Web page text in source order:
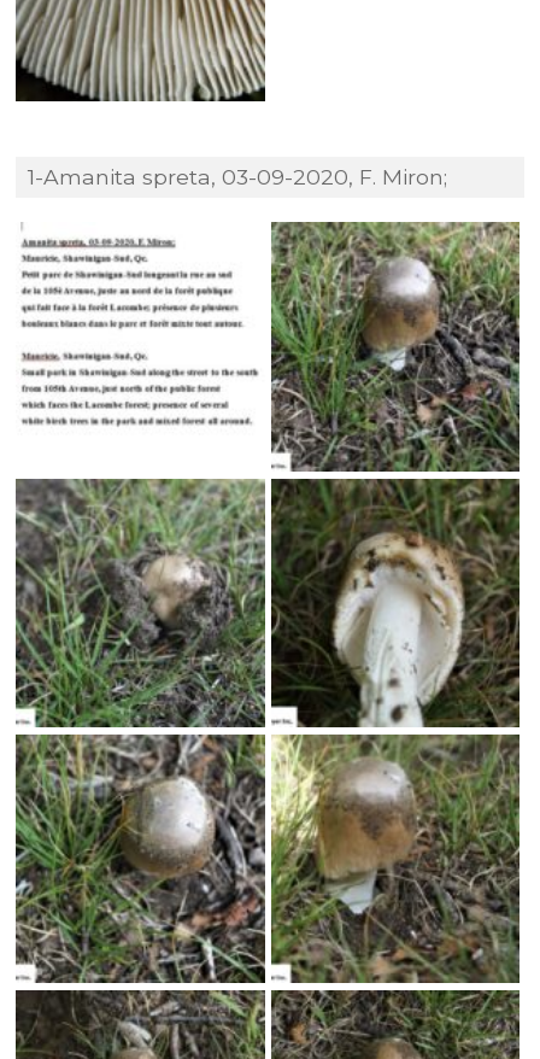
1-Amanita spreta, 03-09-2020, F. Miron;